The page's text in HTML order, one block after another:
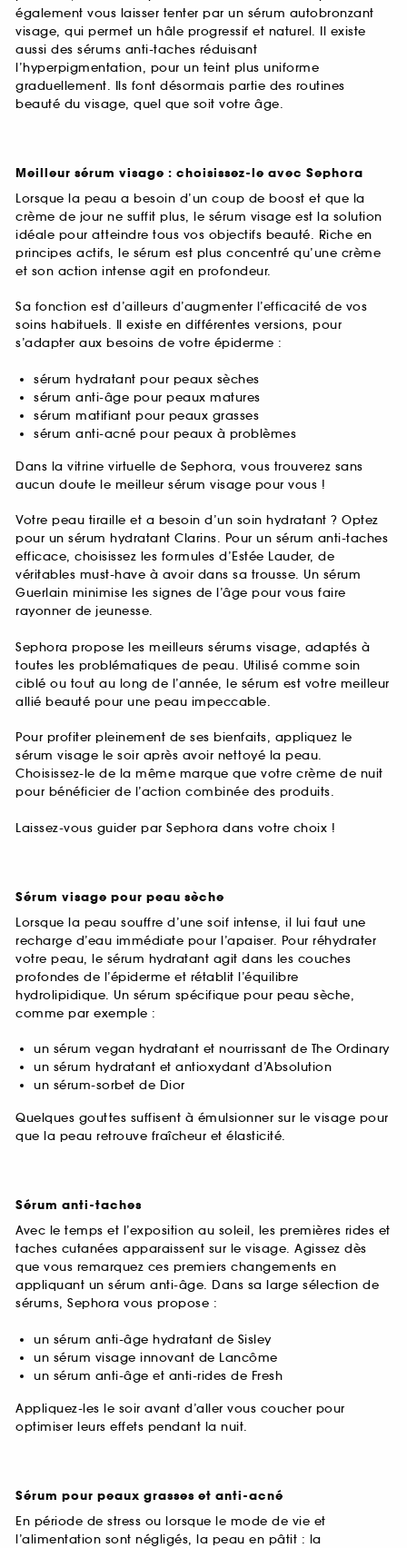
également vous laisser tenter par un sérum autobronzant
visage, qui permet un hâle progressif et naturel. Il existe
aussi des sérums anti-taches réduisant
l’hyperpigmentation, pour un teint plus uniforme
graduellement. Ils font désormais partie des routines
beauté du visage, quel que soit votre âge.
Meilleur sérum visage : choisissez-le avec Sephora
Lorsque la peau a besoin d’un coup de boost et que la
crème de jour ne suffit plus, le sérum visage est la solution
idéale pour atteindre tous vos objectifs beauté. Riche en
principes actifs, le sérum est plus concentré qu’une crème
et son action intense agit en profondeur.
Sa fonction est d’ailleurs d’augmenter l’efficacité de vos
soins habituels. Il existe en différentes versions, pour
s’adapter aux besoins de votre épiderme :
sérum hydratant pour peaux sèches
sérum anti-âge pour peaux matures
sérum matifiant pour peaux grasses
sérum anti-acné pour peaux à problèmes
Dans la vitrine virtuelle de Sephora, vous trouverez sans
aucun doute le meilleur sérum visage pour vous !
Votre peau tiraille et a besoin d’un soin hydratant ? Optez
pour un sérum hydratant Clarins. Pour un sérum anti-taches
efficace, choisissez les formules d’Estée Lauder, de
véritables must-have à avoir dans sa trousse. Un sérum
Guerlain minimise les signes de l’âge pour vous faire
rayonner de jeunesse.
Sephora propose les meilleurs sérums visage, adaptés à
toutes les problématiques de peau. Utilisé comme soin
ciblé ou tout au long de l’année, le sérum est votre meilleur
allié beauté pour une peau impeccable.
Pour profiter pleinement de ses bienfaits, appliquez le
sérum visage le soir après avoir nettoyé la peau.
Choisissez-le de la même marque que votre crème de nuit
pour bénéficier de l’action combinée des produits.
Laissez-vous guider par Sephora dans votre choix !
Sérum visage pour peau sèche
Lorsque la peau souffre d’une soif intense, il lui faut une
recharge d’eau immédiate pour l’apaiser. Pour réhydrater
votre peau, le sérum hydratant agit dans les couches
profondes de l’épiderme et rétablit l’équilibre
hydrolipidique. Un sérum spécifique pour peau sèche,
comme par exemple :
un sérum vegan hydratant et nourrissant de The Ordinary
un sérum hydratant et antioxydant d’Absolution
un sérum-sorbet de Dior
Quelques gouttes suffisent à émulsionner sur le visage pour
que la peau retrouve fraîcheur et élasticité.
Sérum anti-taches
Avec le temps et l’exposition au soleil, les premières rides et
taches cutanées apparaissent sur le visage. Agissez dès
que vous remarquez ces premiers changements en
appliquant un sérum anti-âge. Dans sa large sélection de
sérums, Sephora vous propose :
un sérum anti-âge hydratant de Sisley
un sérum visage innovant de Lancôme
un sérum anti-âge et anti-rides de Fresh
Appliquez-les le soir avant d’aller vous coucher pour
optimiser leurs effets pendant la nuit.
Sérum pour peaux grasses et anti-acné
En période de stress ou lorsque le mode de vie et
l’alimentation sont négligés, la peau en pâtit : la